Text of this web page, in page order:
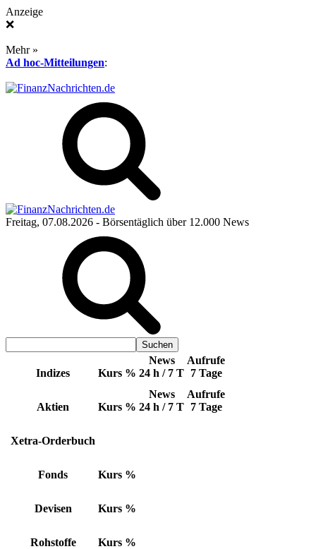
Anzeige
❌
Mehr »
Ad hoc-Mitteilungen:
Freitag, 07.08.2026 - Börsentäglich über 12.000 News
Indizes Kurs %
News
24 h / 7 T
Aufrufe
7 Tage
Aktien Kurs %
News
24 h / 7 T
Aufrufe
7 Tage
Xetra-Orderbuch
Fonds Kurs %
Devisen Kurs %
Rohstoffe Kurs %